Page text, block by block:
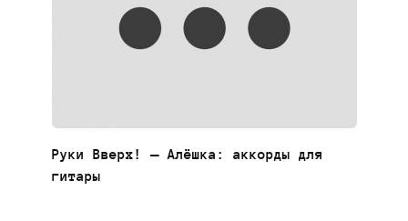
Руки Вверх! — Алёшка: аккорды для
гитары